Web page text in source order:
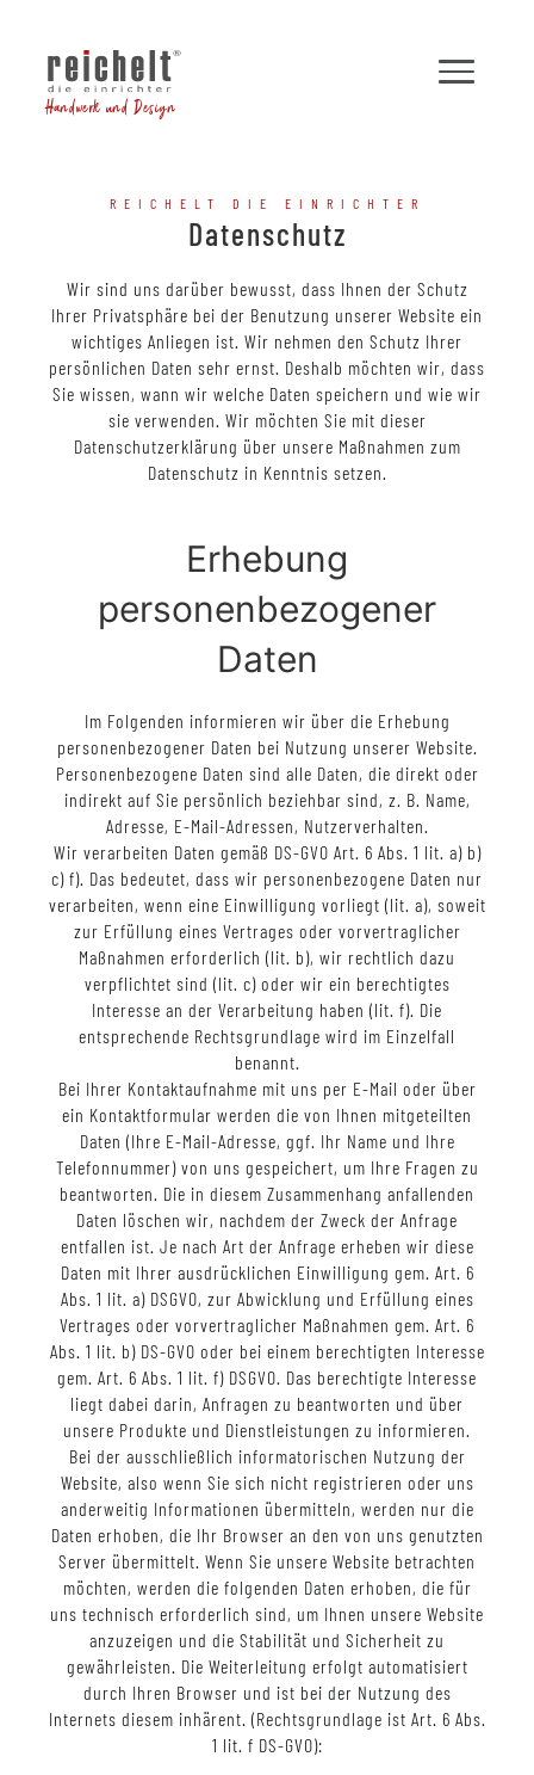
Handwerk und Design
REICHELT DIE EINRICHTER
Datenschutz
Wir sind uns darüber bewusst, dass Ihnen der Schutz
Ihrer Privatsphäre bei der Benutzung unserer Website ein
wichtiges Anliegen ist. Wir nehmen den Schutz Ihrer
persönlichen Daten sehr ernst. Deshalb möchten wir, dass
Sie wissen, wann wir welche Daten speichern und wie wir
sie verwenden. Wir möchten Sie mit dieser
Datenschutzerklärung über unsere Maßnahmen zum
Datenschutz in Kenntnis setzen.
Erhebung
personenbezogener
Daten
Im Folgenden informieren wir über die Erhebung
personenbezogener Daten bei Nutzung unserer Website.
Personenbezogene Daten sind alle Daten, die direkt oder
indirekt auf Sie persönlich beziehbar sind, z. B. Name,
Adresse, E-Mail-Adressen, Nutzerverhalten.
Wir verarbeiten Daten gemäß DS-GVO Art. 6 Abs. 1 lit. a) b)
c) f). Das bedeutet, dass wir personenbezogene Daten nur
verarbeiten, wenn eine Einwilligung vorliegt (lit. a), soweit
zur Erfüllung eines Vertrages oder vorvertraglicher
Maßnahmen erforderlich (lit. b), wir rechtlich dazu
verpflichtet sind (lit. c) oder wir ein berechtigtes
Interesse an der Verarbeitung haben (lit. f). Die
entsprechende Rechtsgrundlage wird im Einzelfall
benannt.
Bei Ihrer Kontaktaufnahme mit uns per E-Mail oder über
ein Kontaktformular werden die von Ihnen mitgeteilten
Daten (Ihre E-Mail-Adresse, ggf. Ihr Name und Ihre
Telefonnummer) von uns gespeichert, um Ihre Fragen zu
beantworten. Die in diesem Zusammenhang anfallenden
Daten löschen wir, nachdem der Zweck der Anfrage
entfallen ist. Je nach Art der Anfrage erheben wir diese
Daten mit Ihrer ausdrücklichen Einwilligung gem. Art. 6
Abs. 1 lit. a) DSGVO, zur Abwicklung und Erfüllung eines
Vertrages oder vorvertraglicher Maßnahmen gem. Art. 6
Abs. 1 lit. b) DS-GVO oder bei einem berechtigten Interesse
gem. Art. 6 Abs. 1 lit. f) DSGVO. Das berechtigte Interesse
liegt dabei darin, Anfragen zu beantworten und über
unsere Produkte und Dienstleistungen zu informieren.
Bei der ausschließlich informatorischen Nutzung der
Website, also wenn Sie sich nicht registrieren oder uns
anderweitig Informationen übermitteln, werden nur die
Daten erhoben, die Ihr Browser an den von uns genutzten
Server übermittelt. Wenn Sie unsere Website betrachten
möchten, werden die folgenden Daten erhoben, die für
uns technisch erforderlich sind, um Ihnen unsere Website
anzuzeigen und die Stabilität und Sicherheit zu
gewährleisten. Die Weiterleitung erfolgt automatisiert
durch Ihren Browser und ist bei der Nutzung des
Internets diesem inhärent. (Rechtsgrundlage ist Art. 6 Abs.
1 lit. f DS-GVO):